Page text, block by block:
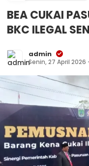
BEA CUKAI
BKC ILEGAL
admin
Senin, 27 April 2026